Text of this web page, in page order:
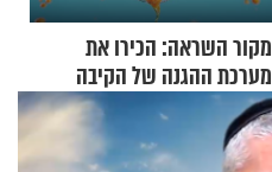
מקור השראה: הכירו את
מערכת ההגנה של הקיבה